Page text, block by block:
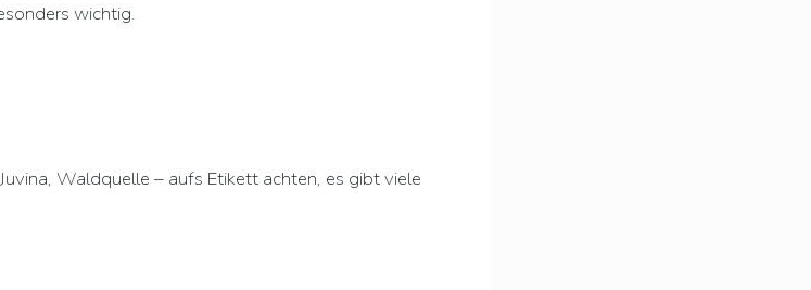
wichtig.
Waldquelle – aufs Etikett achten, es gibt viele